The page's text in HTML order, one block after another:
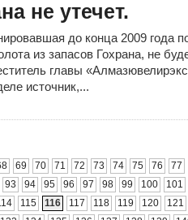
не утечет.
до конца 2009 года
из запасов Гохрана, не
главы
источник,...
69 70 71 72 73 74 75 76
77
93 94 95 96 97 98 99 100
101
115 116 117 118 119 120
121